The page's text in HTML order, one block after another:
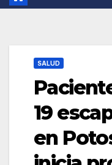
SALUD
19
en